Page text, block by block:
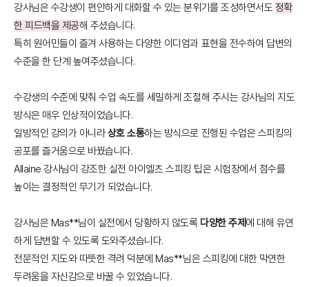
강사님은 수강생이 편안하게 대화할 수 있는 분위기를 조성하면서도 정확
한 피드백을 제공해 주셨습니다.
특히 원어민들이 즐겨 사용하는 다양한 이디엄과 표현을 전수하여 답변의
수준을 한 단계 높여주셨습니다.
수강생의 수준에 맞춰 수업 속도를 세밀하게 조절해 주시는 강사님의 지도
방식은 매우 인상적이었습니다.
일방적인 강의가 아니라상호 소통하는 방식으로 진행된 수업은 스피킹의
공포를 즐거움으로 바꿨습니다.
Allaine 강사님이 강조한 실전 아이엘츠 스피킹 팁은 시험장에서 점수를
높이는 결정적인 무기가 되었습니다.
강사님은 Mas**님이 실전에서 당황하지 않도록 다양한 주제 에 대해 유연
하게 답변할 수 있도록 도와주셨습니다.
전문적인 지도와 따뜻한 격려 덕분에 Mas**님은 스피킹에 대한 막연한
두려움을 자신감으로 바꿀 수 있었습니다.